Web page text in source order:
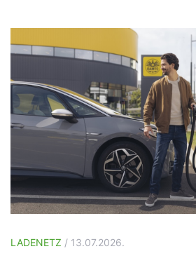
LADENETZ / 13.07.2026.